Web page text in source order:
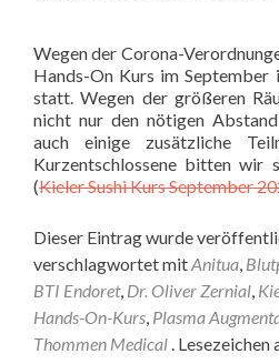
Wegen der Corona-
Hands-On Kurs im
statt. Wegen der größeren
nicht nur den nötigen
auch einige zusätzliche
Kurzentschlossene bitten wir
(Kieler Sushi Kurs September
Dieser Eintrag wurde
verschlagwortet mitAnitua,
BTI Endoret, Dr. Oliver Zernial,
Hands-On-Kurs, Plasma
Thommen Medical . Lesezeichen